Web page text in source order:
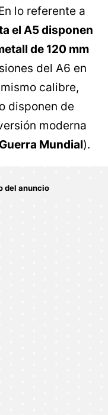
lo referente a
el A5 disponen
de 120 mm
del A6 en
calibre,
disponen de
moderna
Mundial).